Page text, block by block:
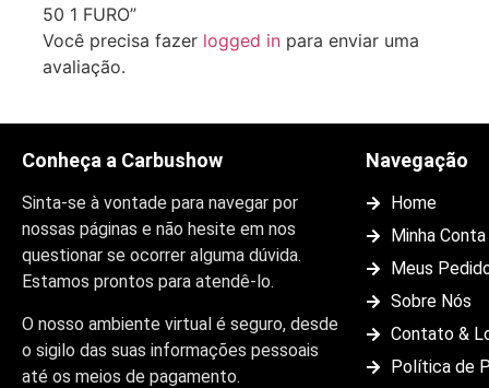
50 1 FURO”
Você precisa fazer logged in para enviar uma
avaliação.
Conheça a Carbushow
Sinta-se à vontade para navegar por
nossas páginas e não hesite em nos
questionar se ocorrer alguma dúvida.
Estamos prontos para atendê-lo.
O nosso ambiente virtual é seguro, desde
o sigilo das suas informações pessoais
até os meios de pagamento.
Navegação
Home
Minha Conta
Meus
Sobre Nós
Contato &
Política de